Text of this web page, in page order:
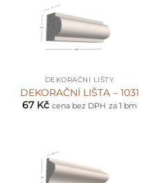
DEKORAČNÍ LIŠTY
DEKORAČNÍ LIŠTA – 1031
67 Kč cena bez DPH za 1 bm